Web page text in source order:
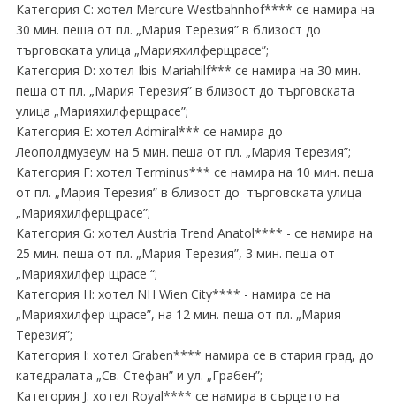
Категория C: хотел Mercure Westbahnhof**** се намира на
30 мин. пеша от пл. „Мария Терезия” в близост до
търговската улица „Марияхилферщрасе”;
Категория D: хотел Ibis Mariahilf*** се намира на 30 мин.
пеша от пл. „Мария Терезия” в близост до търговската
улица „Марияхилферщрасе”;
Категория E: хотел Admiral*** се намира до
Леополдмузеум на 5 мин. пеша от пл. „Мария Терезия”;
Категория F: хотел Terminus*** се намира на 10 мин. пеша
от пл. „Мария Терезия” в близост до търговската улица
„Марияхилферщрасе”;
Категория G: хотел Austria Trend Anatol**** - се намира на
25 мин. пеша от пл. „Мария Терезия”, 3 мин. пеша от
„Марияхилфер щрасе “;
Категория H: хотел NH Wien City**** - намира се на
„Марияхилфер щрасе”, на 12 мин. пеша от пл. „Мария
Терезия”;
Категория I: хотел Graben**** намира се в стария град, до
катедралата „Св. Стефан” и ул. „Грабен”;
Категория J: хотел Royal**** се намира в сърцето на